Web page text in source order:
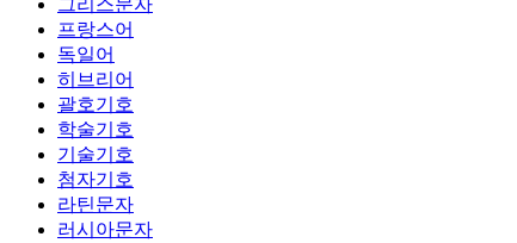
그리스문자
프랑스어
독일어
히브리어
괄호기호
학술기호
기술기호
첨자기호
라틴문자
러시아문자